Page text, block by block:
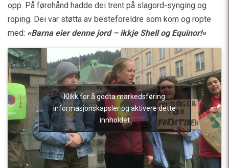
opp. På førehånd hadde dei trent på slagord-synging og
roping. Dei var støtta av besteforeldre som kom og ropte
med: «Barna eier denne jord – ikkje Shell og Equinor!»
Klikk for å godta markedsføring
informasjonskapsler og aktivere dette
innholdet